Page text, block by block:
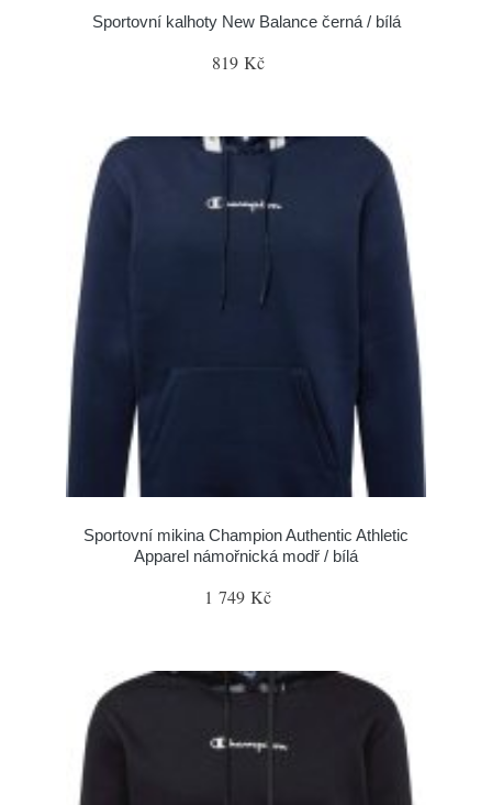
Sportovní kalhoty New Balance černá / bílá
819 Kč
Sportovní mikina Champion Authentic Athletic
Apparel námořnická modř / bílá
1 749 Kč